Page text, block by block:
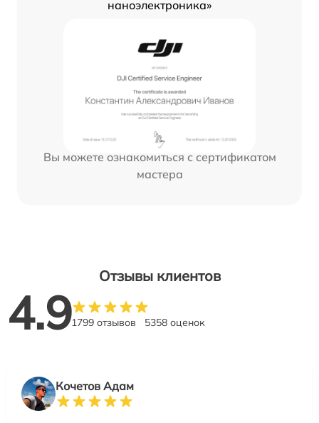
наноэлектроника»
Вы можете ознакомиться с сертификатом
мастера
Отзывы клиентов
4.91799 отзывов 5358 оценок
Кочетов Адам